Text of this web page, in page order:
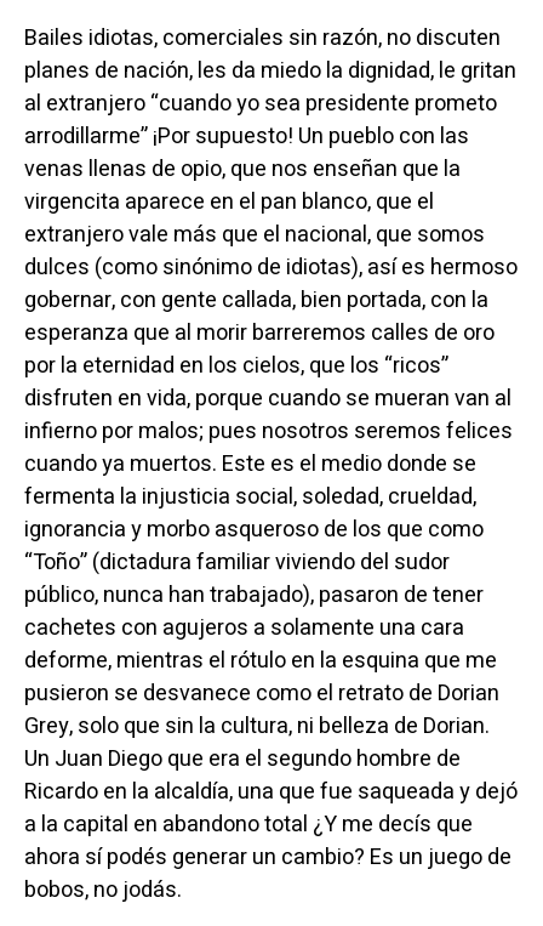
Bailes idiotas, comerciales sin razón, no discuten
planes de nación, les da miedo la dignidad, le gritan
al extranjero “cuando yo sea presidente prometo
arrodillarme” ¡Por supuesto! Un pueblo con las
venas llenas de opio, que nos enseñan que la
virgencita aparece en el pan blanco, que el
extranjero vale más que el nacional, que somos
dulces (como sinónimo de idiotas), así es hermoso
gobernar, con gente callada, bien portada, con la
esperanza que al morir barreremos calles de oro
por la eternidad en los cielos, que los “ricos”
disfruten en vida, porque cuando se mueran van al
infierno por malos; pues nosotros seremos felices
cuando ya muertos. Este es el medio donde se
fermenta la injusticia social, soledad, crueldad,
ignorancia y morbo asqueroso de los que como
“Toño” (dictadura familiar viviendo del sudor
público, nunca han trabajado), pasaron de tener
cachetes con agujeros a solamente una cara
deforme, mientras el rótulo en la esquina que me
pusieron se desvanece como el retrato de Dorian
Grey, solo que sin la cultura, ni belleza de Dorian.
Un Juan Diego que era el segundo hombre de
Ricardo en la alcaldía, una que fue saqueada y dejó
a la capital en abandono total ¿Y me decís que
ahora sí podés generar un cambio? Es un juego de
bobos, no jodás.